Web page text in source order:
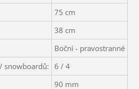
75 cm
38 cm
Boční - pravostranné
snowboardů:
6 / 4
90 mm